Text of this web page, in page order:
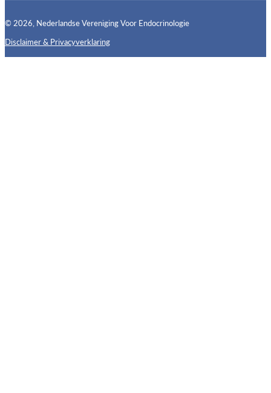
© 2026, Nederlandse Vereniging Voor Endocrinologie
Disclaimer & PrivacyverklaringFollow us on X